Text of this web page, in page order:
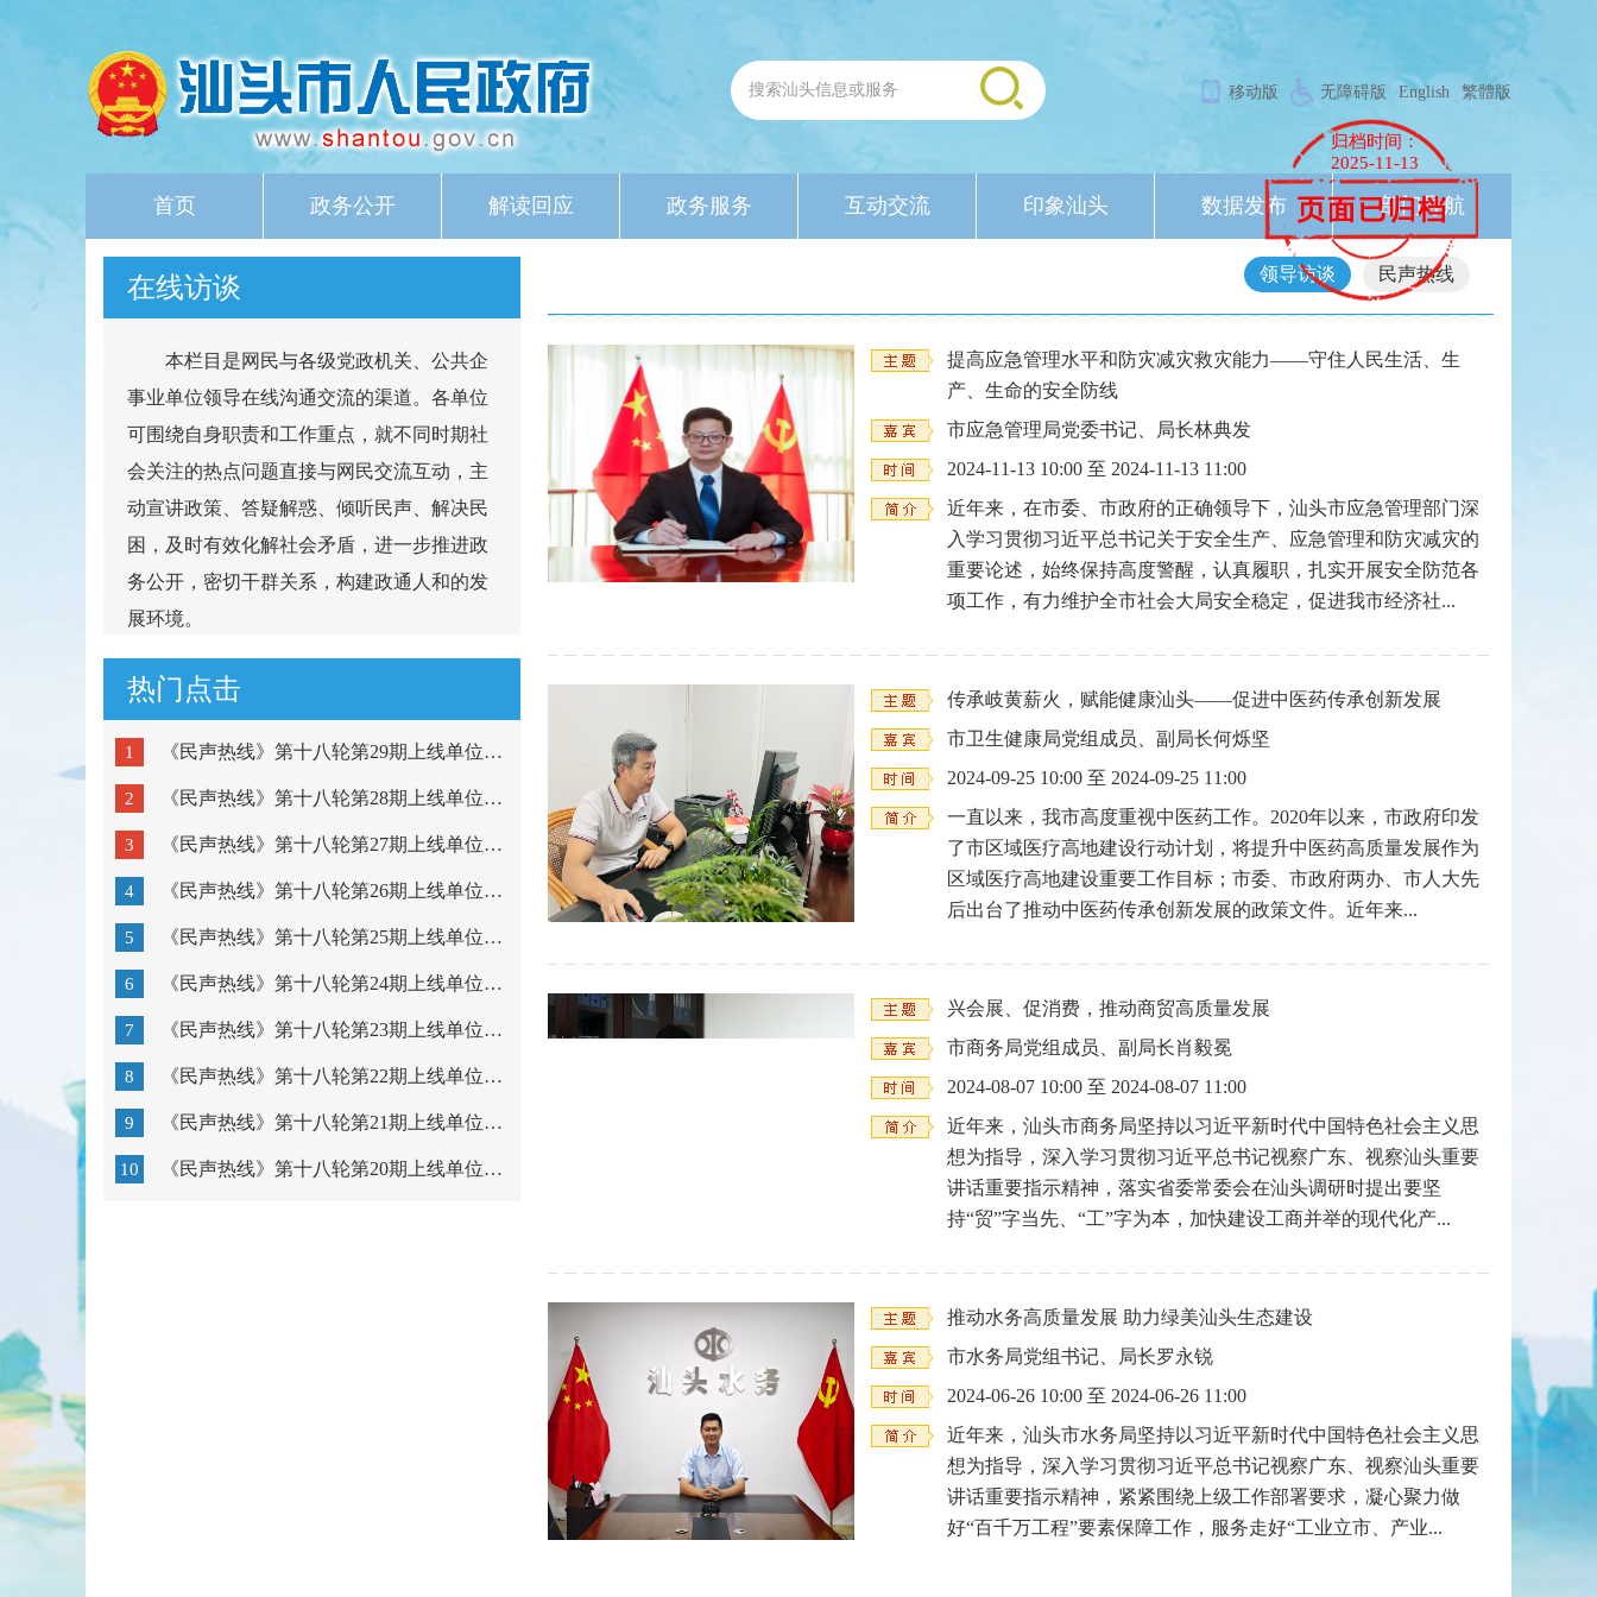
归档时间：
2025-11-13
移动版 无障碍版 English 繁體版
首页 政务公开 解读回应 政务服务 互动交流 印象汕头 数据发布 部门导航
在线访谈
本栏目是网民与各级党政机关、公共企
事业单位领导在线沟通交流的渠道。各单位
可围绕自身职责和工作重点，就不同时期社
会关注的热点问题直接与网民交流互动，主
动宣讲政策、答疑解惑、倾听民声、解决民
困，及时有效化解社会矛盾，进一步推进政
务公开，密切干群关系，构建政通人和的发
展环境。
热门点击
1 《民声热线》第十八轮第29期上线单位：市公安局潮阳分局...
2 《民声热线》第十八轮第28期上线单位：市公安局金平分局...
3 《民声热线》第十八轮第27期上线单位：澄海区教育局、濠...
4 《民声热线》第十八轮第26期上线单位：潮阳区教育局、潮...
5 《民声热线》第十八轮第25期上线单位：金平区教育局、龙...
6 《民声热线》第十八轮第24期上线单位：市疾病预防控制中...
7 《民声热线》第十八轮第23期上线单位：粤东技师学院、汕...
8 《民声热线》第十八轮第22期上线单位：汕头市教育局
9 《民声热线》第十八轮第21期上线单位：广东以色列理工学...
10 《民声热线》第十八轮第20期上线单位：汕头市中心医院
领导访谈 民声热线
提高应急管理水平和防灾减灾救灾能力——守住人民生活、生
产、生命的安全防线
市应急管理局党委书记、局长林典发
2024-11-13 10:00 至 2024-11-13 11:00
近年来，在市委、市政府的正确领导下，汕头市应急管理部门深
入学习贯彻习近平总书记关于安全生产、应急管理和防灾减灾的
重要论述，始终保持高度警醒，认真履职，扎实开展安全防范各
项工作，有力维护全市社会大局安全稳定，促进我市经济社...
传承岐黄薪火，赋能健康汕头——促进中医药传承创新发展
市卫生健康局党组成员、副局长何烁坚
2024-09-25 10:00 至 2024-09-25 11:00
一直以来，我市高度重视中医药工作。2020年以来，市政府印发
了市区域医疗高地建设行动计划，将提升中医药高质量发展作为
区域医疗高地建设重要工作目标；市委、市政府两办、市人大先
后出台了推动中医药传承创新发展的政策文件。近年来...
兴会展、促消费，推动商贸高质量发展
市商务局党组成员、副局长肖毅冕
2024-08-07 10:00 至 2024-08-07 11:00
近年来，汕头市商务局坚持以习近平新时代中国特色社会主义思
想为指导，深入学习贯彻习近平总书记视察广东、视察汕头重要
讲话重要指示精神，落实省委常委会在汕头调研时提出要坚
持“贸”字当先、“工”字为本，加快建设工商并举的现代化产...
推动水务高质量发展 助力绿美汕头生态建设
市水务局党组书记、局长罗永锐
2024-06-26 10:00 至 2024-06-26 11:00
近年来，汕头市水务局坚持以习近平新时代中国特色社会主义思
想为指导，深入学习贯彻习近平总书记视察广东、视察汕头重要
讲话重要指示精神，紧紧围绕上级工作部署要求，凝心聚力做
好“百千万工程”要素保障工作，服务走好“工业立市、产业...